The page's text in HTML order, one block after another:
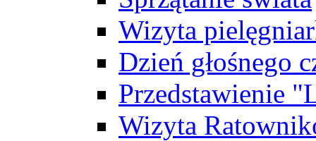
Wizyta
Dzień głośnego
Przedstawienie
Wizyta